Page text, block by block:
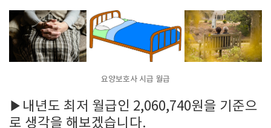
요양보호사 시급 월급
▶내년도 최저 월급인 2,060,740원을 기준으
로 생각을 해보겠습니다.